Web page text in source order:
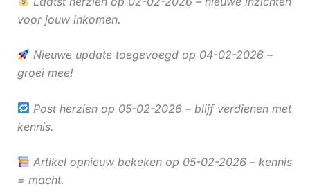
voor jouw inkomen.
Nieuwe update toegevoegd op 04-02-2026 –
groei mee!
Post herzien op 05-02-2026 – blijf verdienen met
kennis.
Artikel opnieuw bekeken op 05-02-2026 – kennis
= macht.